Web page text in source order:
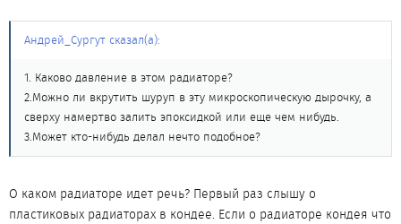
Андрей_Сургут сказал(а):
1. Каково давление в этом радиаторе?
2.Можно ли вкрутить шуруп в эту микроскопическую дырочку, а
сверху намертво залить эпоксидкой или еще чем нибудь.
3.Может кто-нибудь делал нечто подобное?
О каком радиаторе идет речь? Первый раз слышу о
пластиковых радиаторах в кондее. Если о радиаторе кондея что